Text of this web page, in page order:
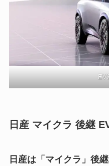
日産 マイクラ 後継
日産は「マイクラ」後